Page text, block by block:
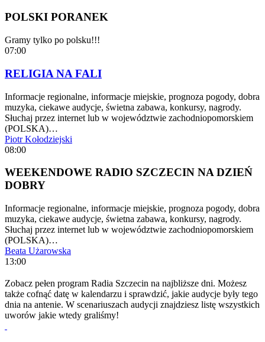
POLSKI PORANEK
Gramy tylko po polsku!!!
07:00
RELIGIA NA FALI
Informacje regionalne, informacje miejskie, prognoza pogody, dobra
muzyka, ciekawe audycje, świetna zabawa, konkursy, nagrody.
Słuchaj przez internet lub w województwie zachodniopomorskiem
(POLSKA)…
Piotr Kołodziejski
08:00
WEEKENDOWE RADIO SZCZECIN NA DZIEŃ
DOBRY
Informacje regionalne, informacje miejskie, prognoza pogody, dobra
muzyka, ciekawe audycje, świetna zabawa, konkursy, nagrody.
Słuchaj przez internet lub w województwie zachodniopomorskiem
(POLSKA)…
Beata Użarowska
13:00
Zobacz pełen program Radia Szczecin na najbliższe dni. Możesz
także cofnąć datę w kalendarzu i sprawdzić, jakie audycje były tego
dnia na antenie. W scenariuszach audycji znajdziesz listę wszystkich
uworów jakie wtedy graliśmy!